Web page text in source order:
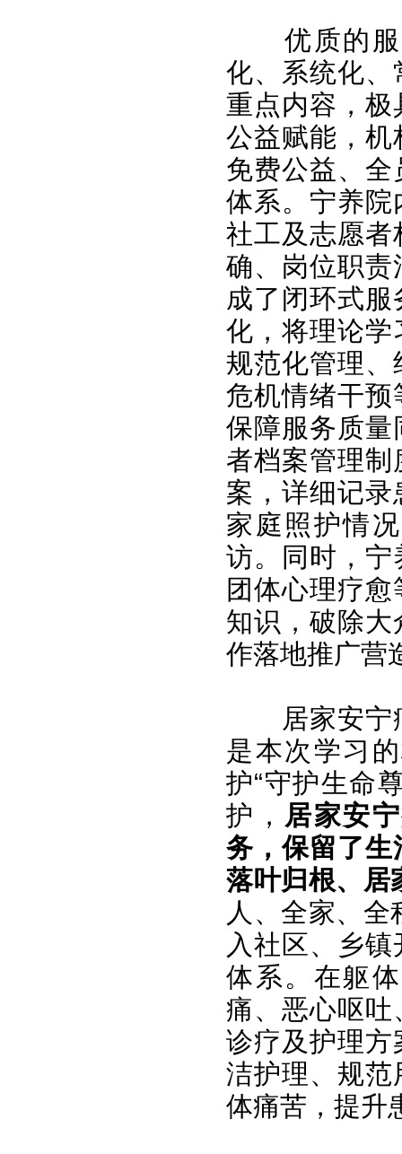
优质的
化、系统化
重点内容，
公益赋能，
免费公益、
体系。宁养
社工及志愿
确、岗位职
成了闭环式
化，将理论
规范化管理
危机情绪干
保障服务质
者档案管理
案，详细记
家庭照护情
访。同时，
团体心理疗
知识，破除
作落地推广营
居家安
是本次学习
护“守护生命
护， 居家安
务，保留了
落叶归根、居
人、全家、
入社区、乡
体系。在躯
痛、恶心呕
诊疗及护理
洁护理、规
体痛苦，提升